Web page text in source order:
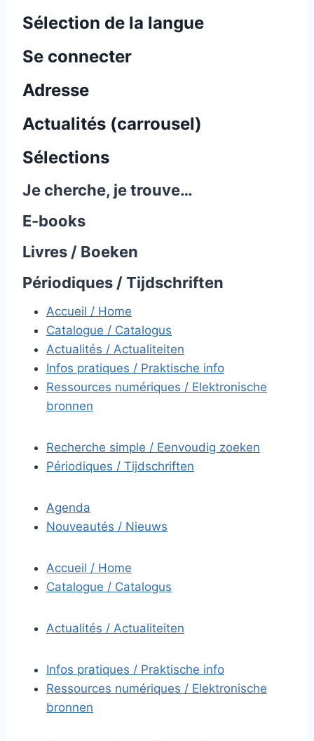
Sélection de la langue
Se connecter
Adresse
Actualités (carrousel)
Sélections
Je cherche, je trouve…
E-books
Livres / Boeken
Périodiques / Tijdschriften
Accueil / Home
Catalogue / Catalogus
Actualités / Actualiteiten
Infos pratiques / Praktische info
Ressources numériques / Elektronische
bronnen
Recherche simple / Eenvoudig zoeken
Périodiques / Tijdschriften
Agenda
Nouveautés / Nieuws
Accueil / Home
Catalogue / Catalogus
Actualités / Actualiteiten
Infos pratiques / Praktische info
Ressources numériques / Elektronische
bronnen